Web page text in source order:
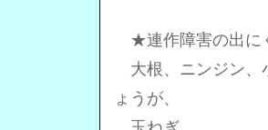
★連作障害の出に
大根、ニンジン、
ょうが、